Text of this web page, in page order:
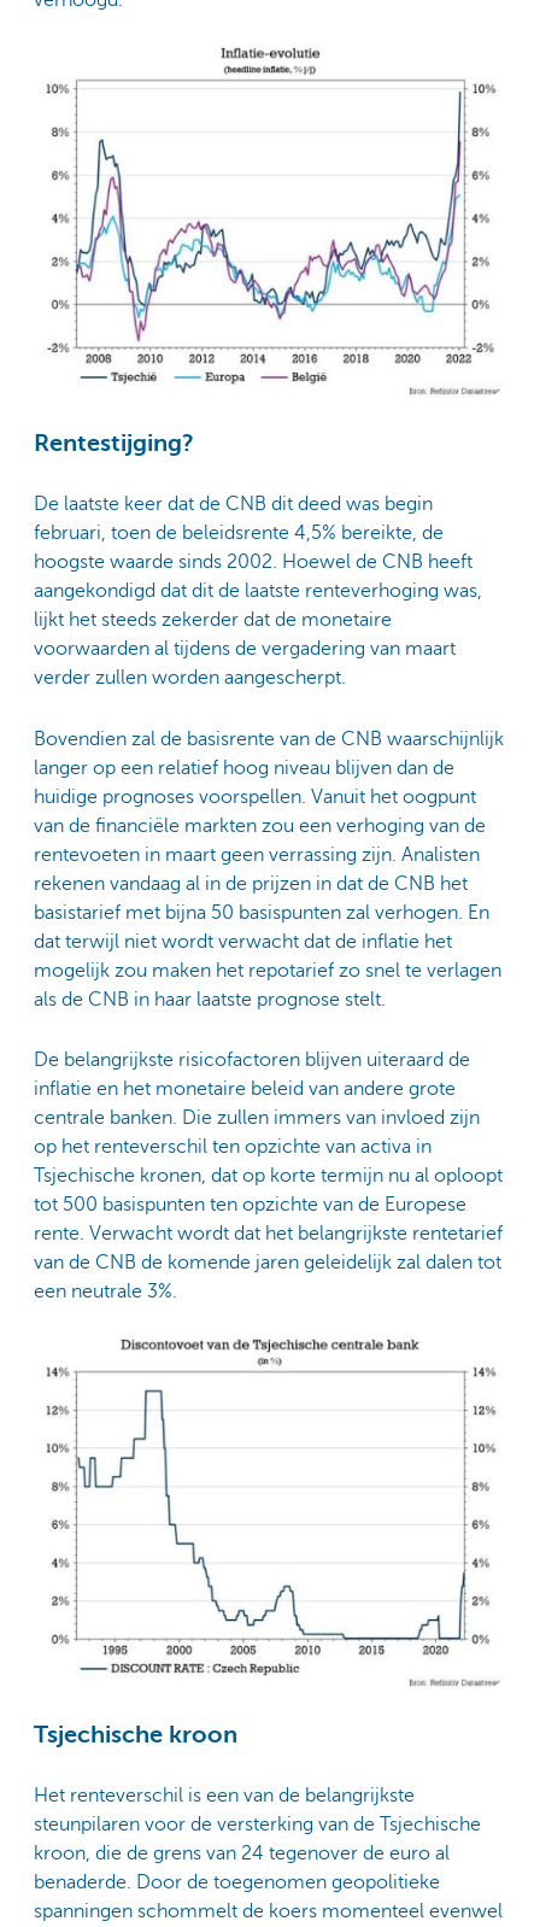
Rentestijging?
De laatste keer dat de CNB dit deed was begin
februari, toen de beleidsrente 4,5% bereikte, de
hoogste waarde sinds 2002. Hoewel de CNB heeft
aangekondigd dat dit de laatste renteverhoging was,
lijkt het steeds zekerder dat de monetaire
voorwaarden al tijdens de vergadering van maart
verder zullen worden aangescherpt.
Bovendien zal de basisrente van de CNB waarschijnlijk
langer op een relatief hoog niveau blijven dan de
huidige prognoses voorspellen. Vanuit het oogpunt
van de financiële markten zou een verhoging van de
rentevoeten in maart geen verrassing zijn. Analisten
rekenen vandaag al in de prijzen in dat de CNB het
basistarief met bijna 50 basispunten zal verhogen. En
dat terwijl niet wordt verwacht dat de inflatie het
mogelijk zou maken het repotarief zo snel te verlagen
als de CNB in haar laatste prognose stelt.
De belangrijkste risicofactoren blijven uiteraard de
inflatie en het monetaire beleid van andere grote
centrale banken. Die zullen immers van invloed zijn
op het renteverschil ten opzichte van activa in
Tsjechische kronen, dat op korte termijn nu al oploopt
tot 500 basispunten ten opzichte van de Europese
rente. Verwacht wordt dat het belangrijkste rentetarief
van de CNB de komende jaren geleidelijk zal dalen tot
een neutrale 3%.
Tsjechische kroon
Het renteverschil is een van de belangrijkste
steunpilaren voor de versterking van de Tsjechische
kroon, die de grens van 24 tegenover de euro al
benaderde. Door de toegenomen geopolitieke
spanningen schommelt de koers momenteel evenwel